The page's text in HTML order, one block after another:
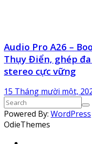
Audio Pro A26 –
Thụy Điển, ghép
stereo cực vững
15 Tháng mười một,
Powered By: WordPress
OdieThemes